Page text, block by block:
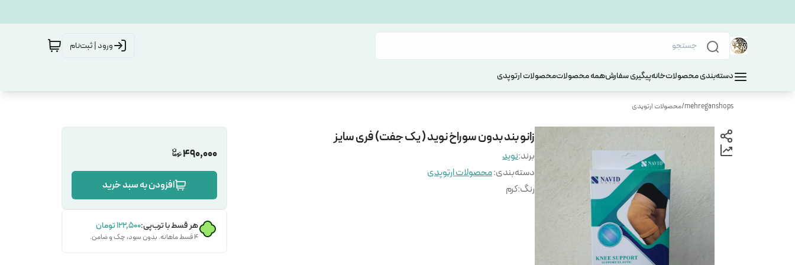
ورود | ثبت‌نام
دسته‌بندی محصولاتخانهپیگیری سفارشهمه محصولاتمحصولات ارتوپدی
mehreganshops
/محصولات ارتوپدی
زانو بند بدون سوراخ نوید ( یک جفت) فری سایز
برند:نوید
دسته‌بندی:محصولات ارتوپدی
رنگ:کرم
490,000
افزودن به سبد خرید
هر قسط با ترب‌پی:۱۲۲٬۵۰۰تومان
۴ قسط ماهانه. بدون سود، چک و ضامن.